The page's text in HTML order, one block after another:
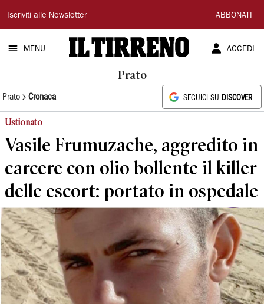
Il
Tirreno
Iscriviti alle Newsletter ABBONATI
MENU ACCEDI
Prato
Prato Cronaca SEGUICI SU DISCOVER
Ustionato
Vasile Frumuzache, aggredito in
carcere con olio bollente il killer
delle escort: portato in ospedale